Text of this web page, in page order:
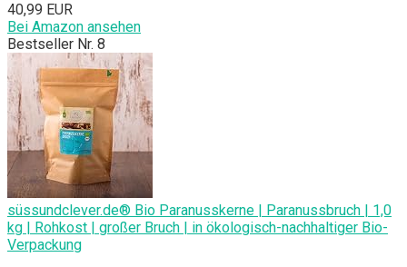
40,99 EUR
Bei Amazon ansehen
Bestseller Nr. 8
süssundclever.de® Bio Paranusskerne | Paranussbruch | 1,0
kg | Rohkost | großer Bruch | in ökologisch-nachhaltiger Bio-
Verpackung